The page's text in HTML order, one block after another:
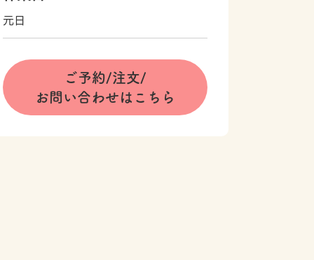
元日
ご予約/注文/
お問い合わせはこちら